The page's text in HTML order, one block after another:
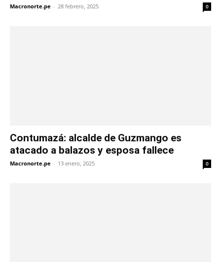
Macronorte.pe - 28 febrero, 2025 0
Contumazá: alcalde de Guzmango es
atacado a balazos y esposa fallece
Macronorte.pe - 13 enero, 2025 0